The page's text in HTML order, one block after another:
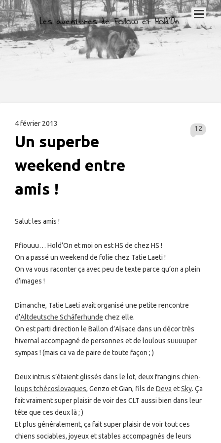
4 février 2013
12
Un superbe
weekend entre
amis !
Salut les amis !
Pfiouuu… Hold’On et moi on est HS de chez HS !
On a passé un weekend de folie chez Tatie Laeti !
On va vous raconter ça avec peu de texte parce qu’on a plein
d’images !
Dimanche, Tatie Laeti avait organisé une petite rencontre
d’Altdeutsche Schäferhunde chez elle.
On est parti direction le Ballon d’Alsace dans un décor très
hivernal accompagné de personnes et de loulous suuuuper
sympas ! (mais ca va de paire de toute façon ; )
Deux intrus s’étaient glissés dans le lot, deux frangins chien-
loups tchécoslovaques, Genzo et Gian, fils de Deva etSky. Ça
fait vraiment super plaisir de voir des CLT aussi bien dans leur
tête que ces deux là ; )
Et plus généralement, ça fait super plaisir de voir tout ces
chiens sociables, joyeux et stables accompagnés de leurs